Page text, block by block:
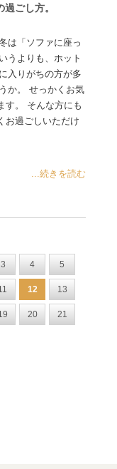
ごし方。
は「ソファに座っ
うよりも、ホット
入りがちの方が多
か。 せっかくお気
す。 そんな方にも
お過ごしいただけ
...続きを読む
3 4 5
12 13
20 21